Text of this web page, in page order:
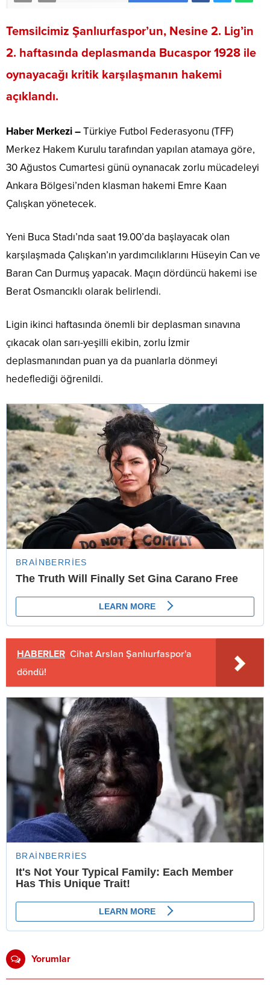
Temsilcimiz Şanlıurfaspor’un, Nesine 2. Lig’in
2. haftasında deplasmanda Bucaspor 1928 ile
oynayacağı kritik karşılaşmanın hakemi
açıklandı.
Haber Merkezi –Türkiye Futbol Federasyonu (TFF)
Merkez Hakem Kurulu tarafından yapılan atamaya göre,
30 Ağustos Cumartesi günü oynanacak zorlu mücadeleyi
Ankara Bölgesi’nden klasman hakemi Emre Kaan
Çalışkan yönetecek.
Yeni Buca Stadı’nda saat 19.00’da başlayacak olan
karşılaşmada Çalışkan’ın yardımcılıklarını Hüseyin Can ve
Baran Can Durmuş yapacak. Maçın dördüncü hakemi ise
Berat Osmancıklı olarak belirlendi.
Ligin ikinci haftasında önemli bir deplasman sınavına
çıkacak olan sarı-yeşilli ekibin, zorlu İzmir
deplasmanından puan ya da puanlarla dönmeyi
hedeflediği öğrenildi.
HABERLER Cihat Arslan Şanlıurfaspor'a
döndü!
Yorumlar